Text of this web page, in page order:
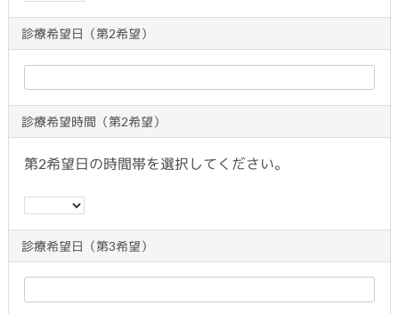
診療希望日（第2希望）
診療希望時間（第2希望）
第2希望日の時間帯を選択してください。
診療希望日（第3希望）